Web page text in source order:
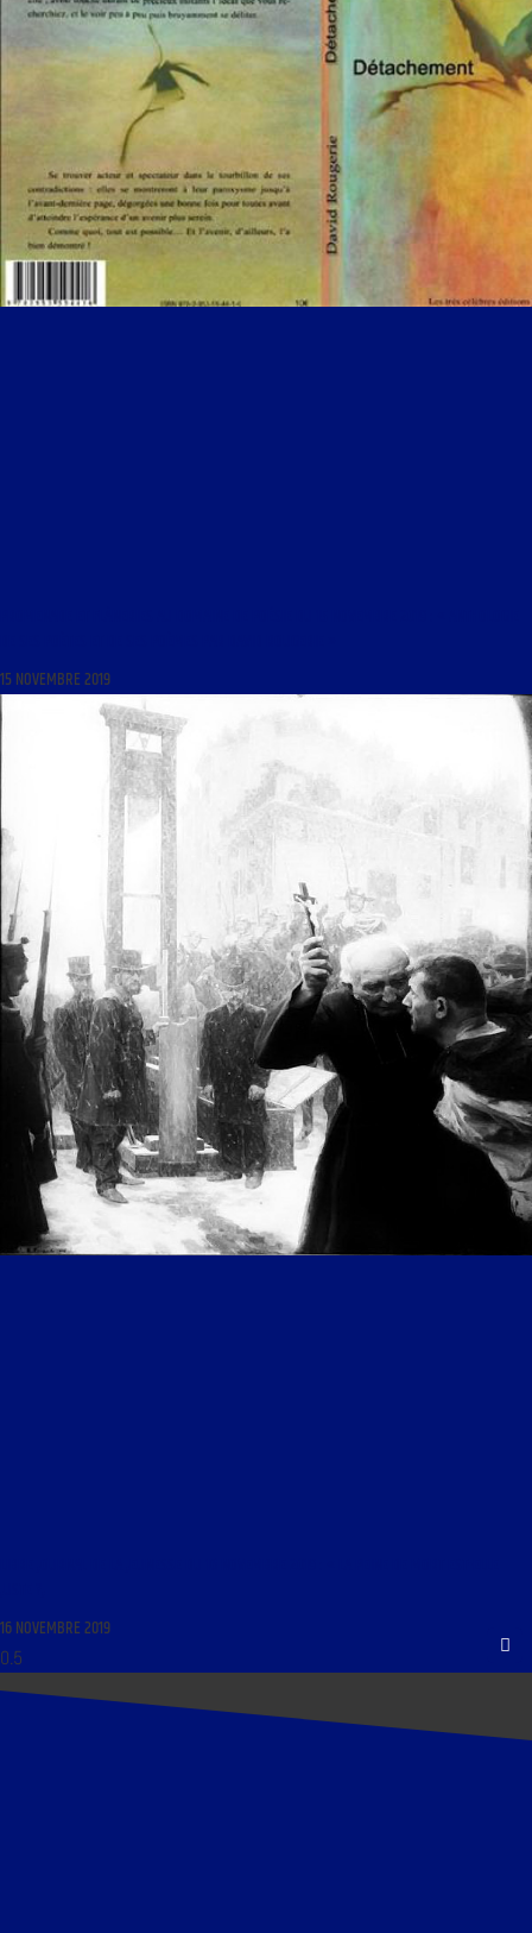
15 NOVEMBRE 2019
16 NOVEMBRE 2019